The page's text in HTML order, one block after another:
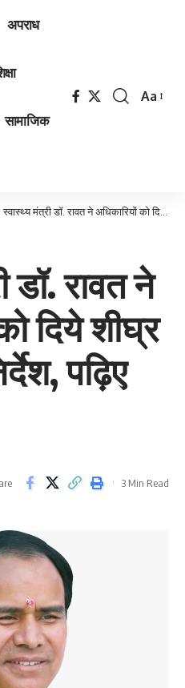
अपराध
सामाजिक
Font
Aa
स्वास्थ्य मंत्री डॉ. रावत ने अधिकारियों को दिये शीघ्र कार्रवाई के निर्देश, पढ़िए पूरी ख़बर…
डॉ. रावत ने
दिये शीघ्र
पढ़िए
3 Min Read